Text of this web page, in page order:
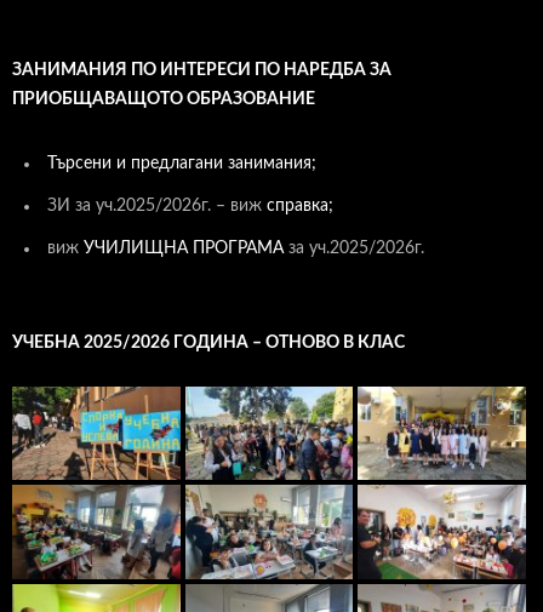
ЗАНИМАНИЯ ПО ИНТЕРЕСИ ПО НАРЕДБА ЗА
ПРИОБЩАВАЩОТО ОБРАЗОВАНИЕ
Търсени и предлагани занимания;
ЗИ за уч.2025/2026г. – виж справка;
виж УЧИЛИЩНА ПРОГРАМА за уч.2025/2026г.
УЧЕБНА 2025/2026 ГОДИНА – ОТНОВО В КЛАС